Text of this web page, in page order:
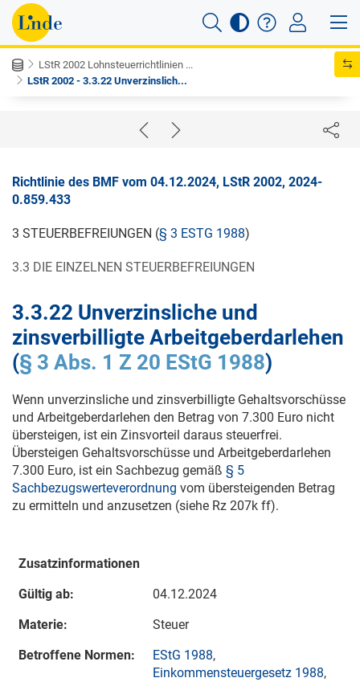
LStR 2002 Lohnsteuerrichtlinien ...
LStR 2002 - 3.3.22 Unverzinslich...
Richtlinie des BMF vom 04.12.2024, LStR 2002, 2024-
0.859.433
3 STEUERBEFREIUNGEN (§ 3 ESTG 1988)
3.3 DIE EINZELNEN STEUERBEFREIUNGEN
3.3.22 Unverzinsliche und
zinsverbilligte Arbeitgeberdarlehen
(§ 3 Abs. 1 Z 20 EStG 1988)
Wenn unverzinsliche und zinsverbilligte Gehaltsvorschüsse
und Arbeitgeberdarlehen den Betrag von 7.300 Euro nicht
übersteigen, ist ein Zinsvorteil daraus steuerfrei.
Übersteigen Gehaltsvorschüsse und Arbeitgeberdarlehen
7.300 Euro, ist ein Sachbezug gemäß § 5
Sachbezugswerteverordnung vom übersteigenden Betrag
zu ermitteln und anzusetzen (siehe Rz 207k ff).
Zusatzinformationen
Gültig ab:
04.12.2024
Materie:
Steuer
Betroffene Normen:
EStG 1988,
Einkommensteuergesetz 1988,